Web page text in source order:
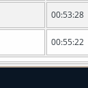
00:53:28
00:55:22